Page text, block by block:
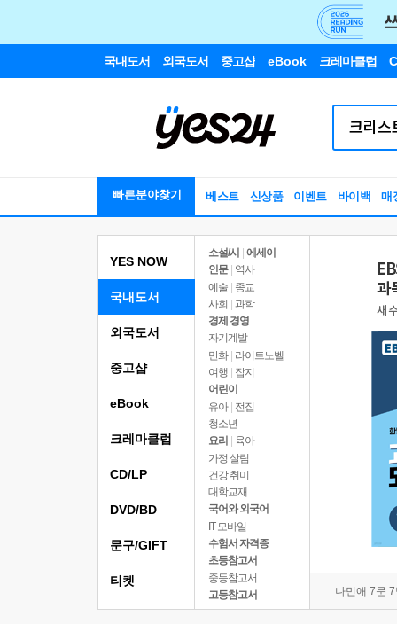
국내도서 외국도서 중고샵 eBook 크레마클럽
빠른분야찾기 베스트 신상품 이벤트 바이백 매
YES NOW
국내도서
소설/시
에세이
인문
역사
예술 | 종교
사회 | 과학
경제 경영
자기계발
만화 | 라이트노벨
여행
잡지
어린이
유아 | 전집
청소년
요리
육아
가정 살림
건강 취미
대학교재
국어와 외국어
IT 모바일
수험서 자격증
초등참고서
중등참고서
고등참고서
나민애 7문
외국도서
중고샵
eBook
크레마클럽
CD/LP
DVD/BD
문구/GIFT
티켓